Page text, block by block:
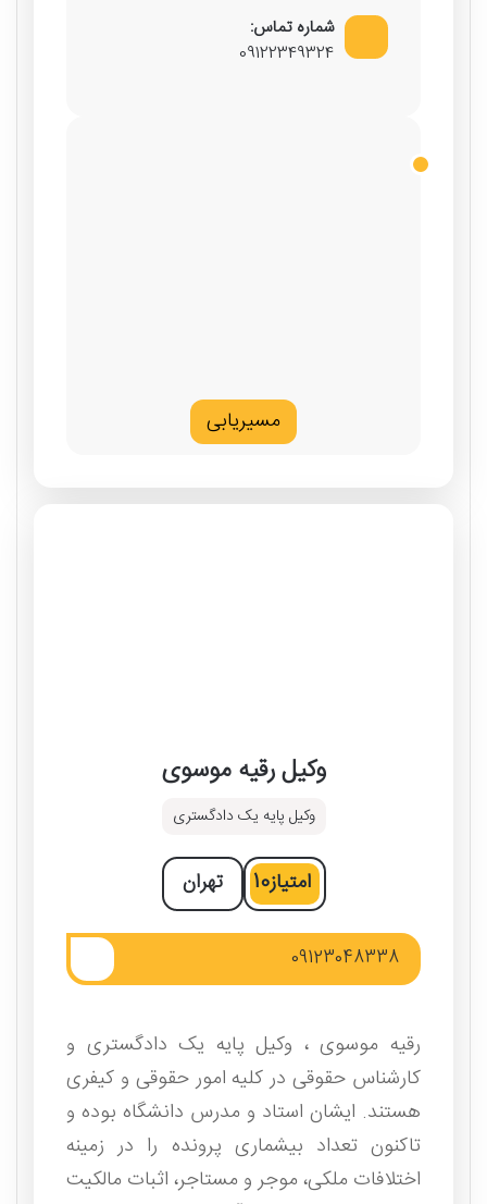
شماره تماس:
09122349324
مسیریابی
وکیل رقیه موسوی
وکیل پایه یک دادگستری
امتیاز10 تهران
09123048338
رقیه موسوی ، وکیل پایه یک دادگستری و
کارشناس حقوقی در کلیه امور حقوقی و کیفری
هستند. ایشان استاد و مدرس دانشگاه بوده و
تاکنون تعداد بیشماری پرونده را در زمینه
اختلافات ملکی، موجر و مستاجر، اثبات مالکیت